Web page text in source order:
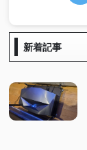
新着記事